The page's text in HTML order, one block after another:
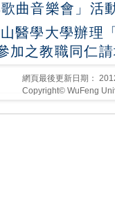
曲音樂會」活
山醫學大學辦理
加之教職同仁
網頁最後更新日期：
Copyright© WuFeng